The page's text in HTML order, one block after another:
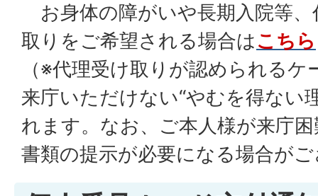
お身体の障がいや長期入院等
取りをご希望される場合はこちら
（※代理受け取りが認められる
来庁いただけない“やむを得ない
れます。なお、ご本人様が来庁
書類の提示が必要になる場合が